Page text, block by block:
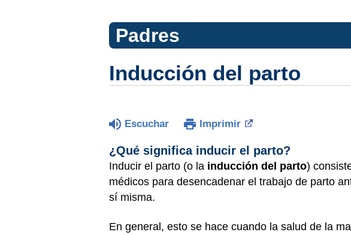
Padres
Inducción del parto
Escuchar Imprimir
¿Qué significa inducir el parto?
Inducir el parto (o la inducción del parto)
médicos para desencadenar el trabajo de parto
sí misma.
En general, esto se hace cuando la salud de la